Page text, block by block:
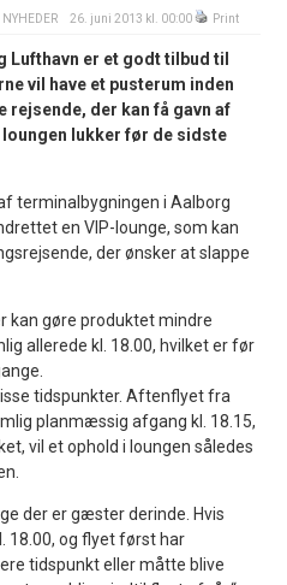
NYHEDER 26. juni 2013 kl. 00:00 Print
Lufthavn er et godt tilbud til
vil have et pusterum inden
rejsende, der kan få gavn af
lukker før de sidste
terminalbygningen i Aalborg
en VIP-lounge, som kan
der ønsker at slappe
kan gøre produktet mindre
allerede kl. 18.00, hvilket er før
tidspunkter. Aftenflyet fra
planmæssig afgang kl. 18.15,
vil et ophold i loungen således
der er gæster derinde. Hvis
18.00, og flyet først har
tidspunkt eller måtte blive